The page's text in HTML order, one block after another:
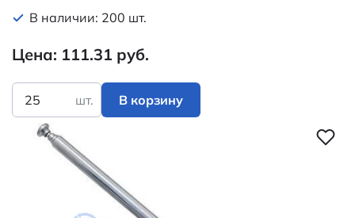
В наличии: 200 шт.
Цена: 111.31 руб.
шт. В корзину